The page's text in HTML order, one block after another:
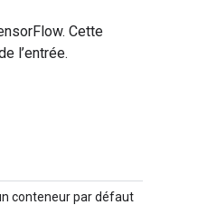
Cette
l’entrée.
conteneur par défaut